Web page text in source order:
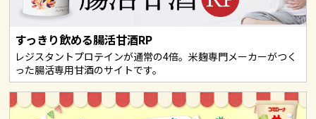
すっきり飲める腸活甘酒RP
レジスタントプロテインが通常の4倍。米麹専門メーカーがつく
った腸活専用甘酒のサイトです。